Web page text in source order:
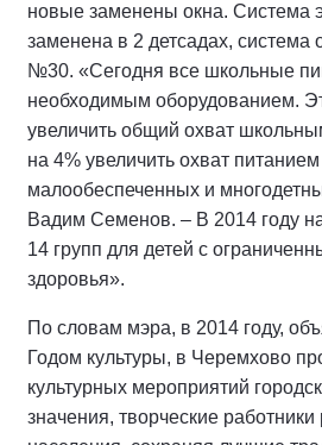
новые заменены окна. Система
заменена в 2 детсадах, система
№30. «Сегодня все школьные
необходимым оборудованием.
увеличить общий охват
на 4% увеличить охват
малообеспеченных и
Вадим Семенов. – В 2014 году
14 групп для детей с
здоровья».
По словам мэра, в 2014 году,
Годом культуры, в Черемхово
культурных мероприятий
значения, творческие